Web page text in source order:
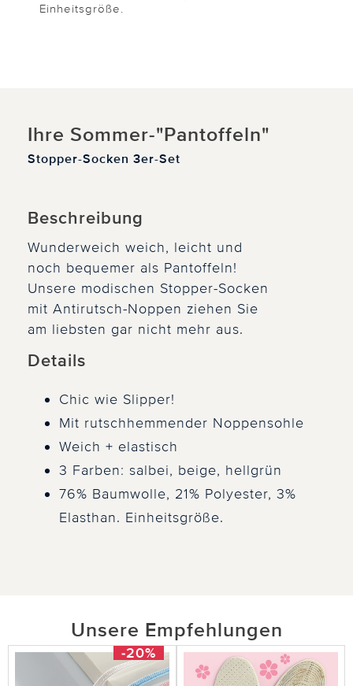
Einheitsgröße.
Ihre Sommer-"Pantoffeln"
Stopper-Socken 3er-Set
Beschreibung
Wunderweich weich, leicht und
noch bequemer als Pantoffeln!
Unsere modischen Stopper-Socken
mit Antirutsch-Noppen ziehen Sie
am liebsten gar nicht mehr aus.
Details
Chic wie Slipper!
Mit rutschhemmender Noppensohle
Weich + elastisch
3 Farben: salbei, beige, hellgrün
76% Baumwolle, 21% Polyester, 3%
Elasthan. Einheitsgröße.
Unsere Empfehlungen
-20%